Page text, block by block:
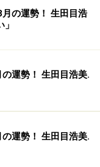
月の運勢！ 生田目浩
運勢！ 生田目浩美.
運勢！ 生田目浩美.